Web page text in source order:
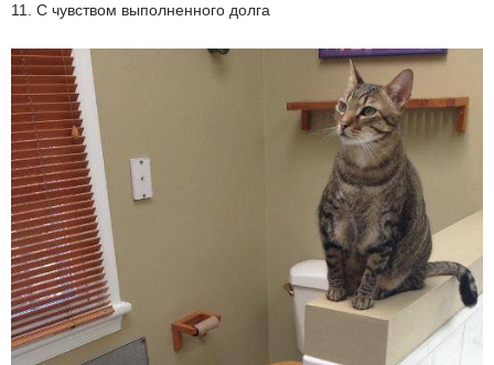
11. С чувством выполненного долга